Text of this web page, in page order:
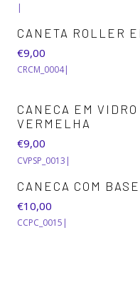
|
CANETA ROLLER
€9,00
CRCM_0004|
CANECA EM
VERMELHA
€9,00
CVPSP_0013 |
CANECA COM
€10,00
CCPC_0015 |